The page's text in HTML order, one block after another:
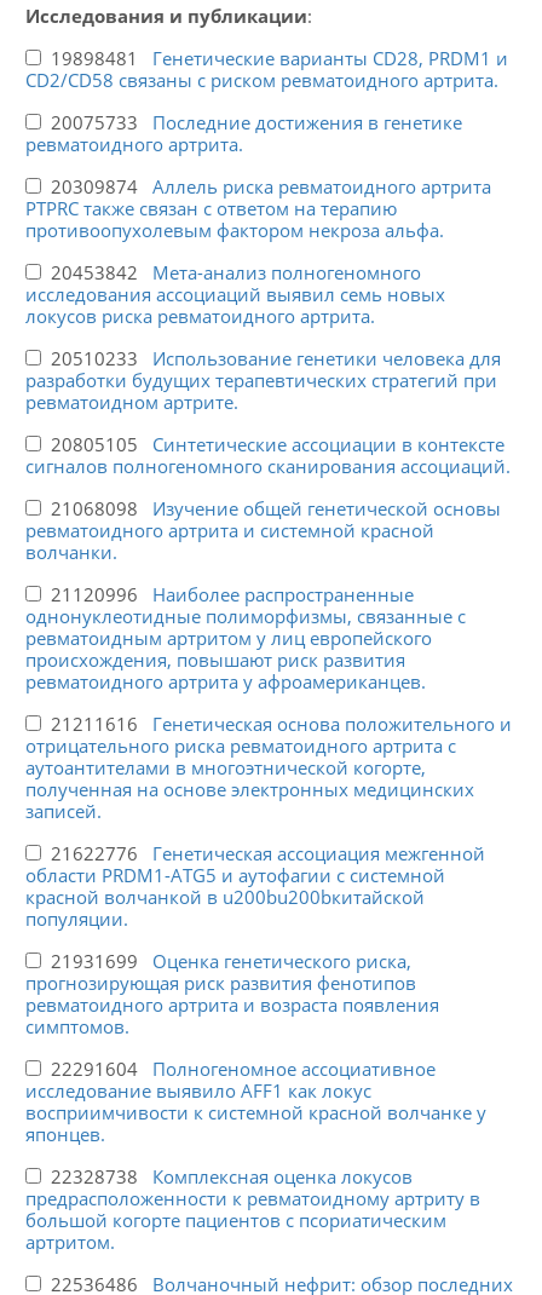
Исследования и публикации:
19898481 Генетические варианты CD28, PRDM1 и
CD2/CD58 связаны с риском ревматоидного артрита.
20075733 Последние достижения в генетике
ревматоидного артрита.
20309874 Аллель риска ревматоидного артрита
PTPRC также связан с ответом на терапию
противоопухолевым фактором некроза альфа.
20453842 Мета-анализ полногеномного
исследования ассоциаций выявил семь новых
локусов риска ревматоидного артрита.
20510233 Использование генетики человека для
разработки будущих терапевтических стратегий при
ревматоидном артрите.
20805105 Синтетические ассоциации в контексте
сигналов полногеномного сканирования ассоциаций.
21068098 Изучение общей генетической основы
ревматоидного артрита и системной красной
волчанки.
21120996 Наиболее распространенные
однонуклеотидные полиморфизмы, связанные с
ревматоидным артритом у лиц европейского
происхождения, повышают риск развития
ревматоидного артрита у афроамериканцев.
21211616 Генетическая основа положительного и
отрицательного риска ревматоидного артрита с
аутоантителами в многоэтнической когорте,
полученная на основе электронных медицинских
записей.
21622776 Генетическая ассоциация межгенной
области PRDM1-ATG5 и аутофагии с системной
красной волчанкой в u200bu200bкитайской
популяции.
21931699 Оценка генетического риска,
прогнозирующая риск развития фенотипов
ревматоидного артрита и возраста появления
симптомов.
22291604 Полногеномное ассоциативное
исследование выявило AFF1 как локус
восприимчивости к системной красной волчанке у
японцев.
22328738 Комплексная оценка локусов
предрасположенности к ревматоидному артриту в
большой когорте пациентов с псориатическим
артритом.
22536486 Волчаночный нефрит: обзор последних